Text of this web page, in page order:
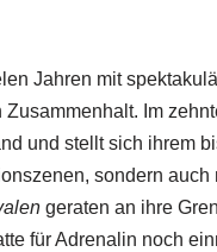
Jahren mit
Im
und stellt sich ihrem
sondern
geraten an ihre
für Adrenalin noch